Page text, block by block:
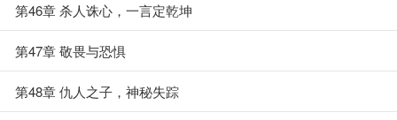
第46章 杀人诛心，一言定乾坤
第47章 敬畏与恐惧
第48章 仇人之子，神秘失踪